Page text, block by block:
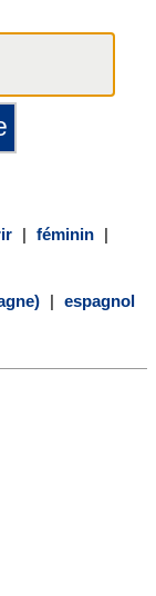
| féminin |
| espagnol